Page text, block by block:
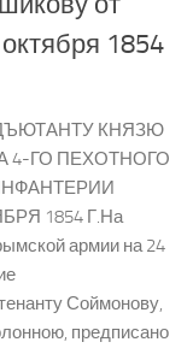
1854
КНЯЗЮ
ГО ПЕХОТНОГО
1854 Г.На
армии на 24
Соймонову,
предписано